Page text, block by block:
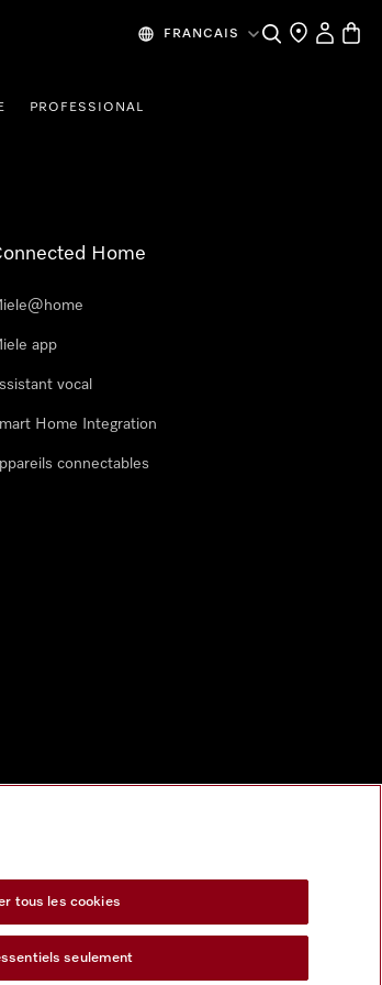
FRANCAIS Recherche
MesPanier
PROFESSIONAL
Home
app
vocal
Home Integration
connectables
de rétractation
tous les cookies
seulement